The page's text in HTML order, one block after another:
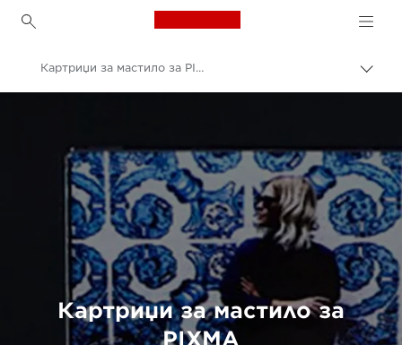
Canon Logo, back to
Картриџи за мастило за PIXMA
Картриџи за мастило за
PIXMA